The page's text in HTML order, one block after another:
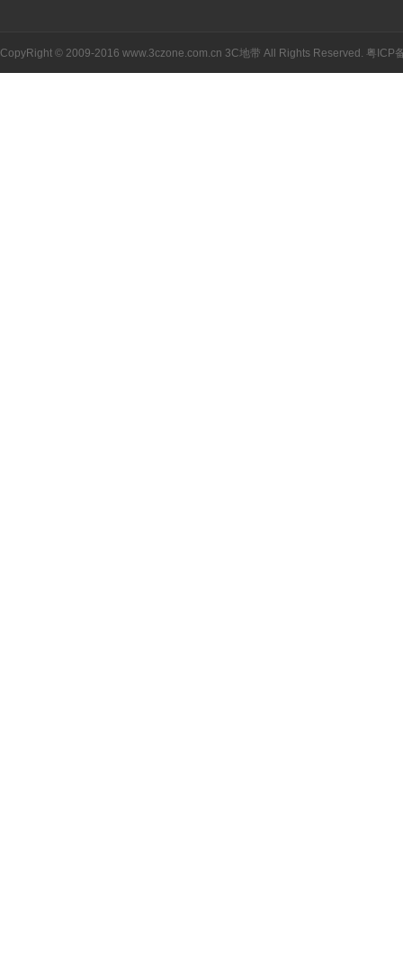
CopyRight © 2009-2016 www.3czone.com.cn 3C地带 All Rights Reserved. 粤ICP